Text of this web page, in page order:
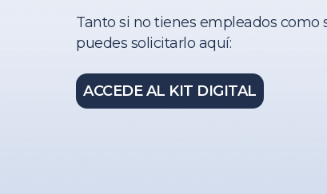
Tanto si no tienes empleados como
puedes solicitarlo aquí:
ACCEDE AL KIT DIGITAL